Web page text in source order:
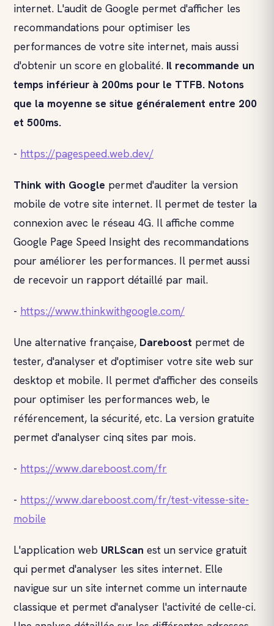
internet. L'audit de Google permet d'afficher les
recommandations pour optimiser les
performances de votre site internet, mais aussi
d'obtenir un score en globalité. Il recommande un
temps inférieur à 200ms pour le TTFB. Notons
que la moyenne se situe généralement entre 200
et 500ms.
- https://pagespeed.web.dev/
Think with Google permet d'auditer la version
mobile de votre site internet. Il permet de tester la
connexion avec le réseau 4G. Il affiche comme
Google Page Speed Insight des recommandations
pour améliorer les performances. Il permet aussi
de recevoir un rapport détaillé par mail.
- https://www.thinkwithgoogle.com/
Une alternative française, Dareboost permet de
tester, d'analyser et d'optimiser votre site web sur
desktop et mobile. Il permet d'afficher des conseils
pour optimiser les performances web, le
référencement, la sécurité, etc. La version gratuite
permet d'analyser cinq sites par mois.
- https://www.dareboost.com/fr
- https://www.dareboost.com/fr/test-vitesse-site-
mobile
L'application web URLScan est un service gratuit
qui permet d'analyser les sites internet. Elle
navigue sur un site internet comme un internaute
classique et permet d'analyser l'activité de celle-ci.